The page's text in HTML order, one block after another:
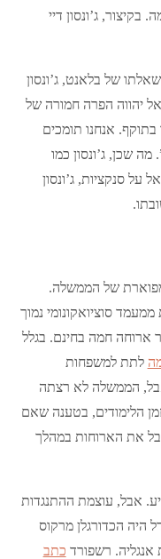
ג’ונסון דיי
של בלאנט, ג’ונסון
יהווה הפרה חמורה של
בתוקף. אנחנו תומכים
שכן, ג’ונסון כמו
על סנקציות, ג’ונסון
של הממשלה.
סוציואקונומי נמוך
ארוחה חמה בחינם. בגלל
לתת למשפחות
הממשלה לא רצתה
הלימודים, בטענה שאם
את הארוחות במהלך
אבל, עוצמת ההתנגדות
היה הכדורגלן מרקוס
אנגליה. רשפורד כתב